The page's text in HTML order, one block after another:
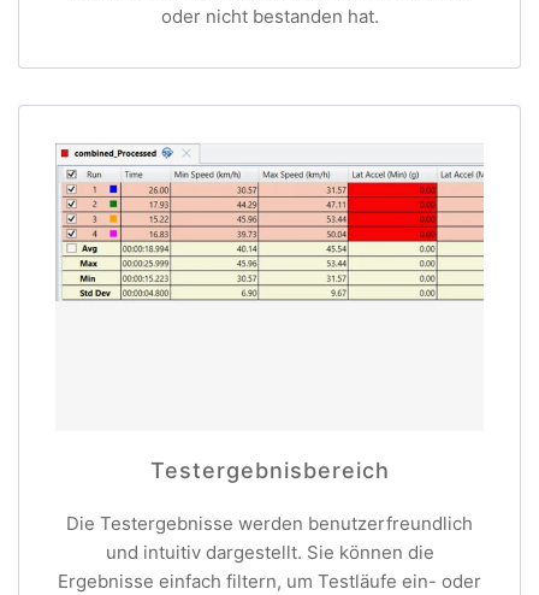
oder nicht bestanden hat.
Testergebnisbereich
Die Testergebnisse werden benutzerfreundlich
und intuitiv dargestellt. Sie können die
Ergebnisse einfach filtern, um Testläufe ein- oder